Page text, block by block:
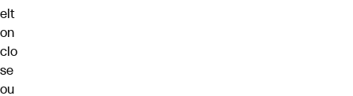
elt
on
clo
se
ou